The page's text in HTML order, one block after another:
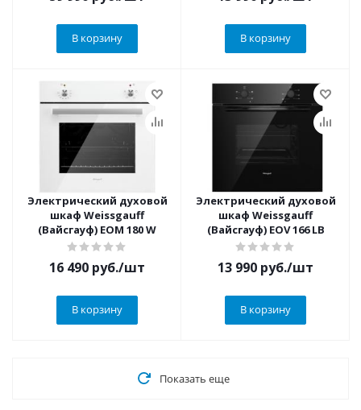
В корзину В корзину
Электрический духовой
шкаф Weissgauff
(Вайсгауф) EOM 180 W
16 490 руб./шт
В корзину
Электрический духовой
шкаф Weissgauff
(Вайсгауф) EOV 166 LB
13 990 руб./шт
В корзину
Показать еще